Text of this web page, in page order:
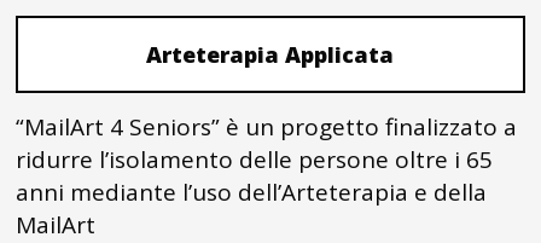
Arteterapia Applicata
“MailArt 4 Seniors” è un progetto finalizzato a
ridurre l’isolamento delle persone oltre i 65
anni mediante l’uso dell’Arteterapia e della
MailArt